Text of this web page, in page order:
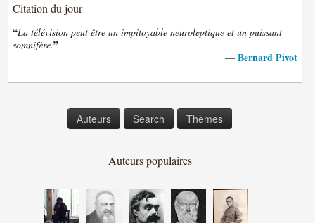
Citation du jour
“La télévision peut être un impitoyable neuroleptique et un puissant
somnifère.”
— Bernard Pivot
Auteurs Search Thèmes
Auteurs populaires